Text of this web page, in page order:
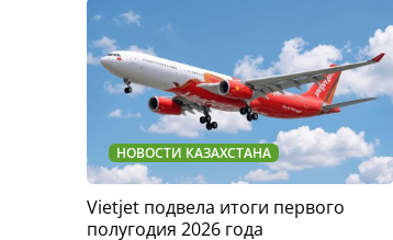
НОВОСТИ КАЗАХСТАНА
Vietjet подвела итоги первого
полугодия 2026 года